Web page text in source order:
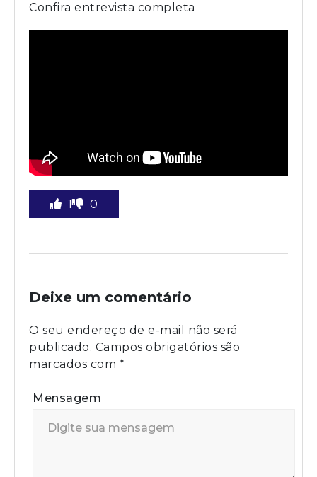
Confira entrevista completa
1 0
Deixe um comentário
O seu endereço de e-mail não será
publicado. Campos obrigatórios são
marcados com *
Mensagem